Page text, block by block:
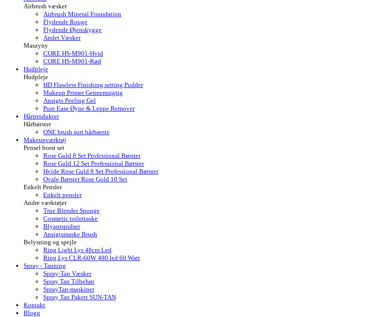
Airbrush væsker
Airbrush Mineral Foundation
Flydende Rouge
Flydende Øjenskygge
Andet Væsker
Maszyny
CORE HS-M901-Hvid
CORE HS-M901-Rød
Hudpleje
Hudpleje
HD Flawless Finishing setting Pudder
Makeup Primer Gennemsigtig
Ansigts Peeling Gel
Pure Ease Øyne & Leppe Remover
Hårprodukter
Hårbørster
ONE brush sort hårbørste
Makeupværktøj
Pensel borst set
Rose Guld 8 Set Professional Børster
Rose Guld 12 Set Professional Børster
Hvide Rose Guld 8 Set Professional Børster
Ovale Børster Rose Gold 10 Set
Enkelt Pensler
Enkelt pensler
Andre værktøjer
True Blender Sponge
Cosmetic toilettaske
Blyantspidser
Ansigtsmaske Brush
Belysning og spejle
Ring Light Lys 48cm Led
Ring Lys CLR-60W 480 led 60 Watt
Spray - Tanning
Spray-Tan Væsker
Spray Tan Tilbehør
SprayTan-maskiner
Spray Tan Pakett SUN-TAN
Kontakt
Blogg